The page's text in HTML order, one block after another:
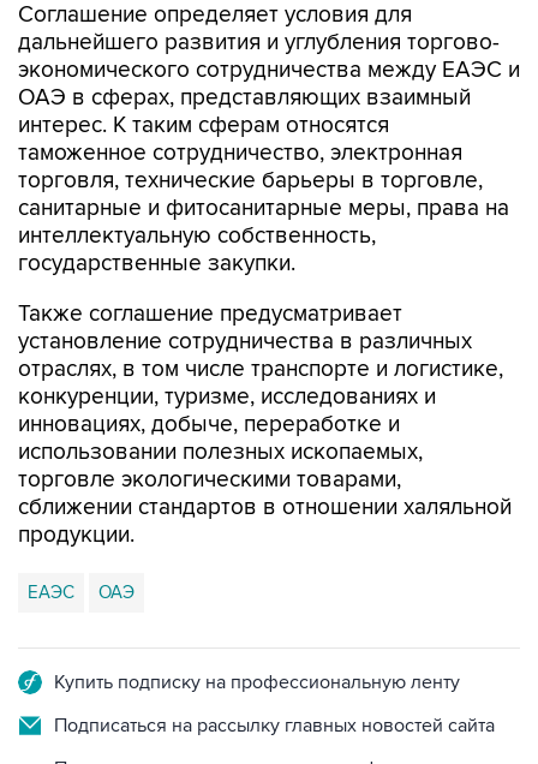
Соглашение определяет условия для
дальнейшего развития и углубления торгово-
экономического сотрудничества между ЕАЭС и
ОАЭ в сферах, представляющих взаимный
интерес. К таким сферам относятся
таможенное сотрудничество, электронная
торговля, технические барьеры в торговле,
санитарные и фитосанитарные меры, права на
интеллектуальную собственность,
государственные закупки.
Также соглашение предусматривает
установление сотрудничества в различных
отраслях, в том числе транспорте и логистике,
конкуренции, туризме, исследованиях и
инновациях, добыче, переработке и
использовании полезных ископаемых,
торговле экологическими товарами,
сближении стандартов в отношении халяльной
продукции.
ЕАЭС ОАЭ
Купить подписку на профессиональную ленту
Подписаться на рассылку главных новостей сайта